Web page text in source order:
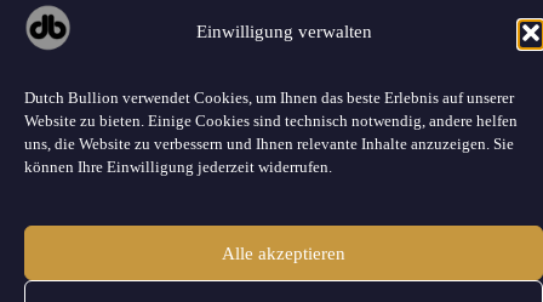
Einwilligung verwalten
Dutch Bullion verwendet Cookies, um Ihnen das beste Erlebnis auf unserer
Website zu bieten. Einige Cookies sind technisch notwendig, andere helfen
uns, die Website zu verbessern und Ihnen relevante Inhalte anzuzeigen. Sie
können Ihre Einwilligung jederzeit widerrufen.
Alle akzeptieren